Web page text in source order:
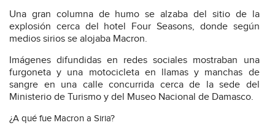
Una gran columna de humo se alzaba del sitio de la
explosión cerca del hotel Four Seasons, donde según
medios sirios se alojaba Macron.
Imágenes difundidas en redes sociales mostraban una
furgoneta y una motocicleta en llamas y manchas de
sangre en una calle concurrida cerca de la sede del
Ministerio de Turismo y del Museo Nacional de Damasco.
¿A qué fue Macron a Siria?